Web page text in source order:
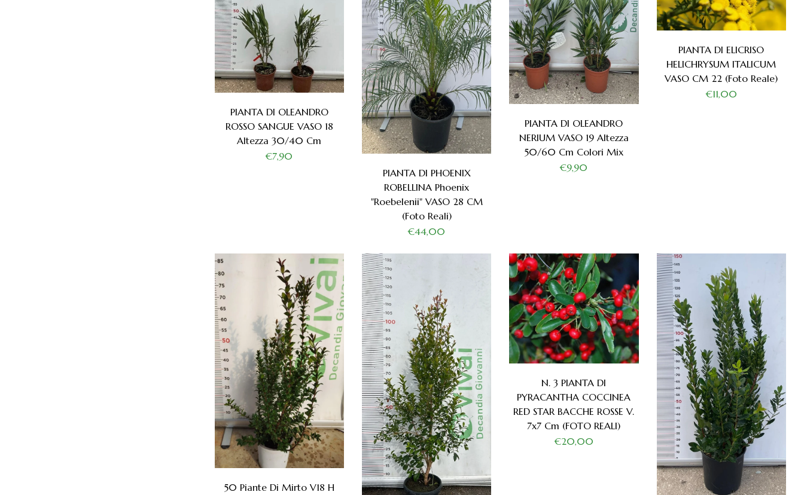
PIANTA DI OLEANDRO
ROSSO SANGUE VASO 18
Altezza 30/40 Cm
€7,90
PIANTA DI PHOENIX
ROBELLINA Phoenix
"Roebelenii" VASO 28 CM
(foto Reali)
€44,00
PIANTA DI OLEANDRO
NERIUM VASO 19 Altezza
50/60 Cm Colori Mix
€9,90
PIANTA DI ELICRISO
HELICHRYSUM ITALICUM
VASO CM 22 (foto Reale)
€11,00
50 Piante Di Mirto V18 H
N. 3 PIANTA DI
PYRACANTHA COCCINEA
RED STAR BACCHE ROSSE V.
7x7 Cm (FOTO REALI)
€20,00